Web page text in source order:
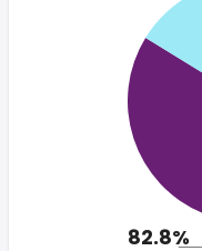
82.8%